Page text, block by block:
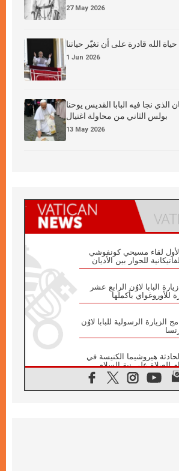
27 May 2026
حياة الله قادرة على أن تغيّر حياتنا
1 Jun 2026
الذي نجا فيه البابا القديس يوحنا
بولس الثاني من محاولة اغتيال
13 May 2026
لقاء مسيحي كونفوشي
للحوار بين الأديان
البابا لاوُن الرابع عشر
بأكملها
الزيارة الرسولية للبابا لاوُن
في الذكرى الـ ٨١ لحادثة هيروشيما الكنيسة في
زيارة البابا ستعزز